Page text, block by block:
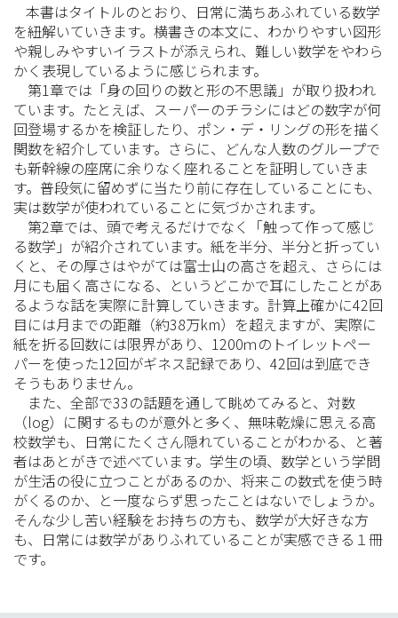
本書はタイトルのとおり、日常に満ちあふれている数学
を紐解いていきます。横書きの本文に、わかりやすい図形
や親しみやすいイラストが添えられ、難しい数学をやわら
かく表現しているように感じられます。
第1章では「身の回りの数と形の不思議」が取り扱われ
ています。たとえば、スーパーのチラシにはどの数字が何
回登場するかを検証したり、ポン・デ・リングの形を描く
関数を紹介しています。さらに、どんな人数のグループで
も新幹線の座席に余りなく座れることを証明していきま
す。普段気に留めずに当たり前に存在していることにも、
実は数学が使われていることに気づかされます。
第2章では、頭で考えるだけでなく「触って作って感じ
る数学」が紹介されています。紙を半分、半分と折ってい
くと、その厚さはやがては富士山の高さを超え、さらには
月にも届く高さになる、というどこかで耳にしたことがあ
るような話を実際に計算していきます。計算上確かに42回
目には月までの距離（約38万km）を超えますが、実際に
紙を折る回数には限界があり、1200ｍのトイレットペー
パーを使った12回がギネス記録であり、42回は到底でき
そうもありません。
また、全部で33の話題を通して眺めてみると、対数
（log）に関するものが意外と多く、無味乾燥に思える高
校数学も、日常にたくさん隠れていることがわかる、と著
者はあとがきで述べています。学生の頃、数学という学問
が生活の役に立つことがあるのか、将来この数式を使う時
がくるのか、と一度ならず思ったことはないでしょうか。
そんな少し苦い経験をお持ちの方も、数学が大好きな方
も、日常には数学がありふれていることが実感できる１冊
です。